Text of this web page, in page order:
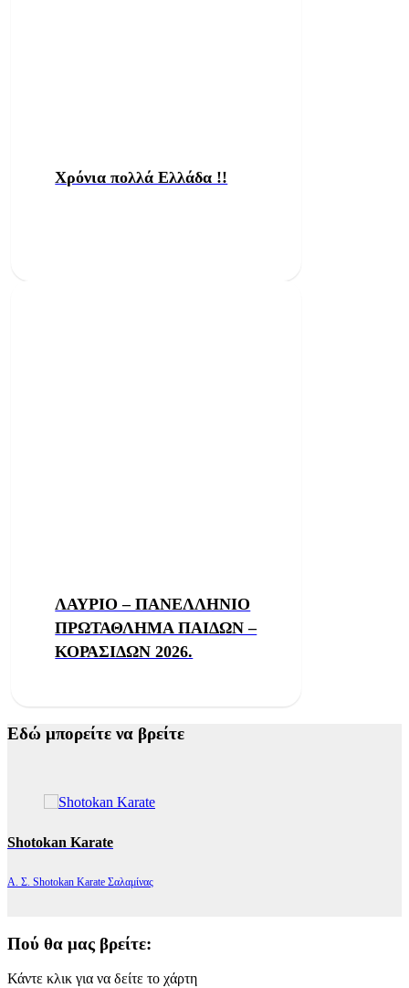
Χρόνια πολλά Ελλάδα !!
ΛΑΥΡΙΟ – ΠΑΝΕΛΛΗΝΙΟ
ΠΡΩΤΑΘΛΗΜΑ ΠΑΙΔΩΝ –
ΚΟΡΑΣΙΔΩΝ 2026.
Εδώ μπορείτε να βρείτε
Shotokan Karate
Α. Σ. Shotokan Karate Σαλαμίνας
Πού θα μας βρείτε:
Κάντε κλικ για να δείτε το χάρτη